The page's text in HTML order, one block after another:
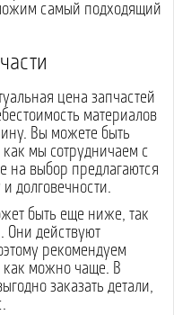
самый подходящий
цена запчастей
материалов
Вы можете быть
мы сотрудничаем с
на выбор предлагаются
долговечности.
быть еще ниже, так
Они действуют
рекомендуем
можно чаще. В
заказать детали,